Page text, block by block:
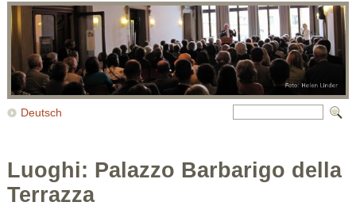
Deutsch
Luoghi: Palazzo Barbarigo della
Terrazza